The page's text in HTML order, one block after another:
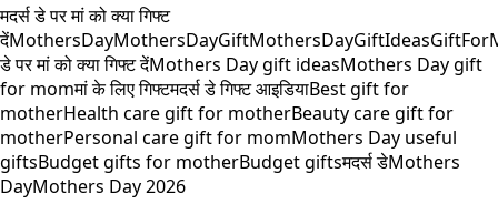
मदर्स डे पर मां को क्या गिफ्ट
देंMothersDayMothersDayGiftMothersDayGiftIdeas
डे पर मां को क्या गिफ्ट देंMothers Day gift ideasMothers Day gift
for momमां के लिए गिफ्टमदर्स डे गिफ्ट आइडियाBest gift for
motherHealth care gift for motherBeauty care gift for
motherPersonal care gift for momMothers Day useful
giftsBudget gifts for motherBudget giftsमदर्स डेMothers
DayMothers Day 2026